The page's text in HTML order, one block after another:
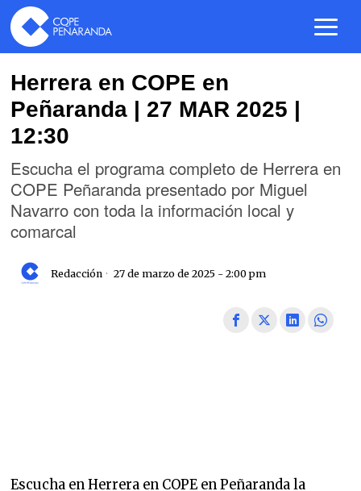
Herrera en COPE en
Peñaranda | 27 MAR 2025 |
12:30
Escucha el programa completo de Herrera en
COPE Peñaranda presentado por Miguel
Navarro con toda la información local y
comarcal
Redacción 27 de marzo de 2025 - 2:00 pm
Escucha en Herrera en COPE en Peñaranda la